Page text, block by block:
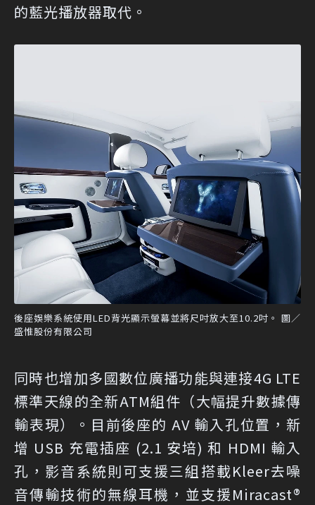
的藍光播放器取代。
後座娛樂系統使用LED背光顯示螢幕並將尺吋放大至10.2吋。 圖／
盛惟股份有限公司
同時也增加多國數位廣播功能與連接4G LTE
標準天線的全新ATM組件（大幅提升數據傳
輸表現）。目前後座的 AV 輸入孔位置，新
增 USB 充電插座 (2.1 安培) 和 HDMI 輸入
孔，影音系統則可支援三組搭載Kleer去噪
音傳輸技術的無線耳機，並支援Miracast®